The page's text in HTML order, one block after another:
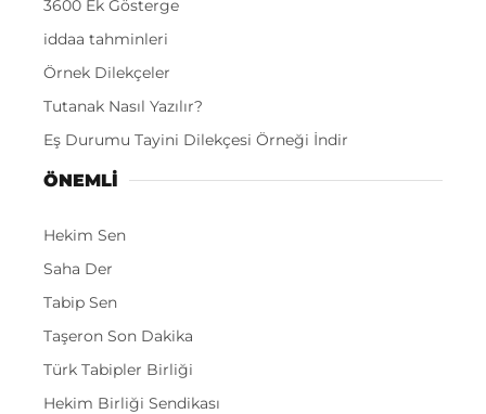
3600 Ek Gösterge
iddaa tahminleri
Örnek Dilekçeler
Tutanak Nasıl Yazılır?
Eş Durumu Tayini Dilekçesi Örneği İndir
ÖNEMLI
Hekim Sen
Saha Der
Tabip Sen
Taşeron Son Dakika
Türk Tabipler Birliği
Hekim Birliği Sendikası